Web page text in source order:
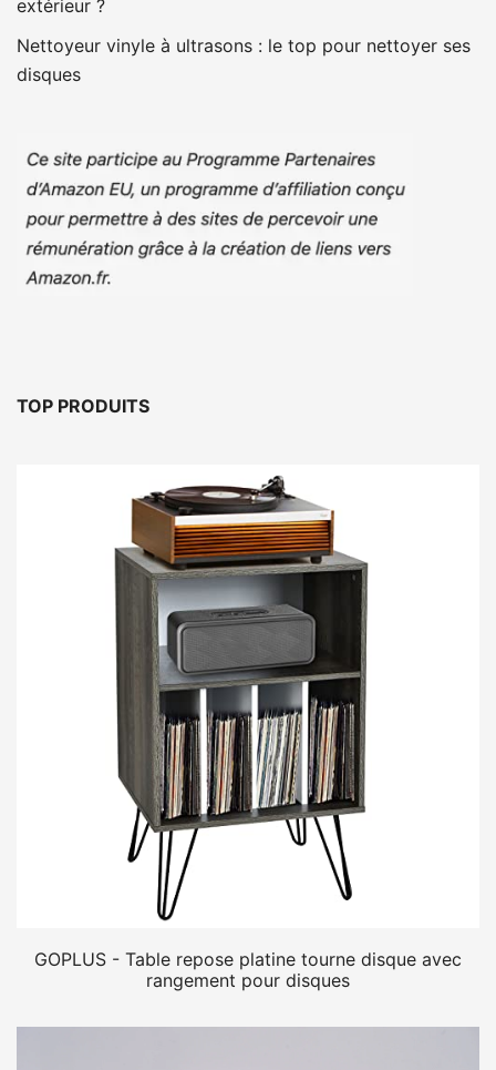
extérieur ?
Nettoyeur vinyle à ultrasons : le top pour nettoyer ses
disques
TOP PRODUITS
GOPLUS - Table repose platine tourne disque avec
rangement pour disques